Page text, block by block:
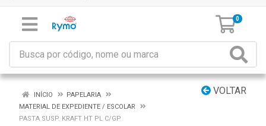
0
VOLTAR
INÍCIO
PAPELARIA
MATERIAL DE EXPEDIENTE / ESCOLAR
PASTA SUSP. KRAFT HT PL C/GP